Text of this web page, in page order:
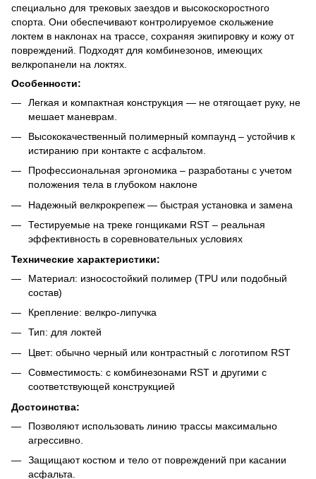
специально для трековых заездов и высокоскоростного
спорта. Они обеспечивают контролируемое скольжение
локтем в наклонах на трассе, сохраняя экипировку и кожу от
повреждений. Подходят для комбинезонов, имеющих
велкропанели на локтях.
Особенности:
Легкая и компактная конструкция — не отягощает руку, не
мешает маневрам.
Высококачественный полимерный компаунд – устойчив к
истиранию при контакте с асфальтом.
Профессиональная эргономика – разработаны с учетом
положения тела в глубоком наклоне
Надежный велкрокрепеж — быстрая установка и замена
Тестируемые на треке гонщиками RST – реальная
эффективность в соревновательных условиях
Технические характеристики:
Материал: износостойкий полимер (TPU или подобный
состав)
Крепление: велкро-липучка
Тип: для локтей
Цвет: обычно черный или контрастный с логотипом RST
Совместимость: с комбинезонами RST и другими с
соответствующей конструкцией
Достоинства:
Позволяют использовать линию трассы максимально
агрессивно.
Защищают костюм и тело от повреждений при касании
асфальта.